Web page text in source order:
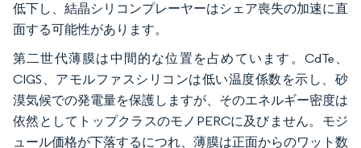
低下し、結晶シリコンプレーヤーはシェア喪失の加速に直
面する可能性があります。
第二世代薄膜は中間的な位置を占めています。CdTe、
CIGS、アモルファスシリコンは低い温度係数を示し、砂
漠気候での発電量を保護しますが、そのエネルギー密度は
依然としてトップクラスのモノPERCに及びません。モジ
ュール価格が下落するにつれ、薄膜は正面からのワット数